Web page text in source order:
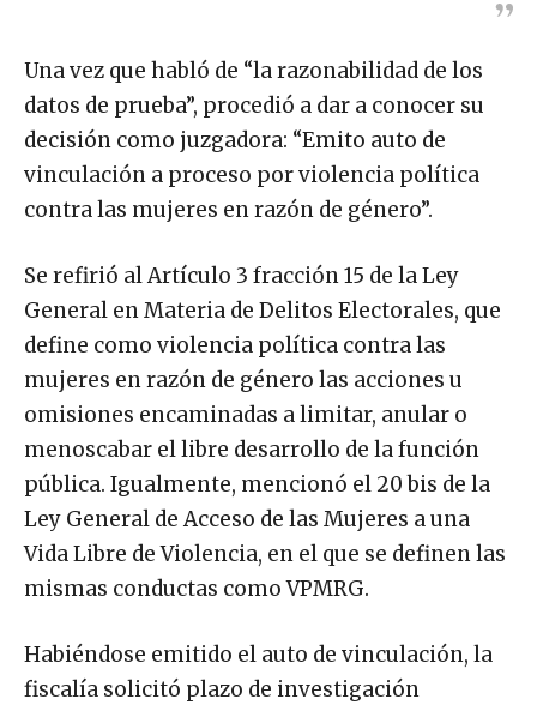
Una vez que habló de “la razonabilidad de los
datos de prueba”, procedió a dar a conocer su
decisión como juzgadora: “Emito auto de
vinculación a proceso por violencia política
contra las mujeres en razón de género”.
Se refirió al Artículo 3 fracción 15 de la Ley
General en Materia de Delitos Electorales, que
define como violencia política contra las
mujeres en razón de género las acciones u
omisiones encaminadas a limitar, anular o
menoscabar el libre desarrollo de la función
pública. Igualmente, mencionó el 20 bis de la
Ley General de Acceso de las Mujeres a una
Vida Libre de Violencia, en el que se definen las
mismas conductas como VPMRG.
Habiéndose emitido el auto de vinculación, la
fiscalía solicitó plazo de investigación